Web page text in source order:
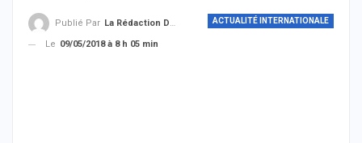
ACTUALITÉ INTERNATIONALE
Publié Par La Rédaction De THIEYSENEGAL.com
Le 09/05/2018 à 8 h 05 min